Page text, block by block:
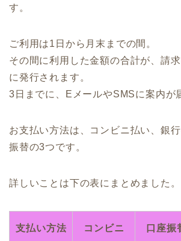
す。
ご利用は1日から月末までの間。
その間に利用した金額の合計が、請
に発行されます。
3日までに、EメールやSMSに案内が
お支払い方法は、コンビニ払い、銀
振替の3つです。
詳しいことは下の表にまとめました。
支払い方法 コンビニ 口座振